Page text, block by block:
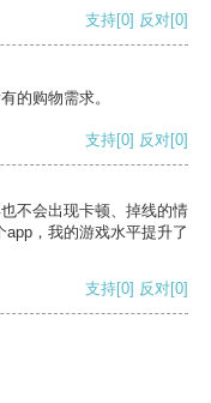
支持[0] 反对[0]
的购物需求。
支持[0] 反对[0]
不会出现卡顿、掉线的情
，我的游戏水平提升了
支持[0] 反对[0]